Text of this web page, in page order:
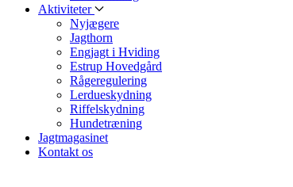
Aktiviteter
Nyjægere
Jagthorn
Engjagt i Hviding
Estrup Hovedgård
Rågeregulering
Lerdueskydning
Riffelskydning
Hundetræning
Jagtmagasinet
Kontakt os